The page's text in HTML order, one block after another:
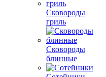
Сковороды
гриль
Сковороды
блинные